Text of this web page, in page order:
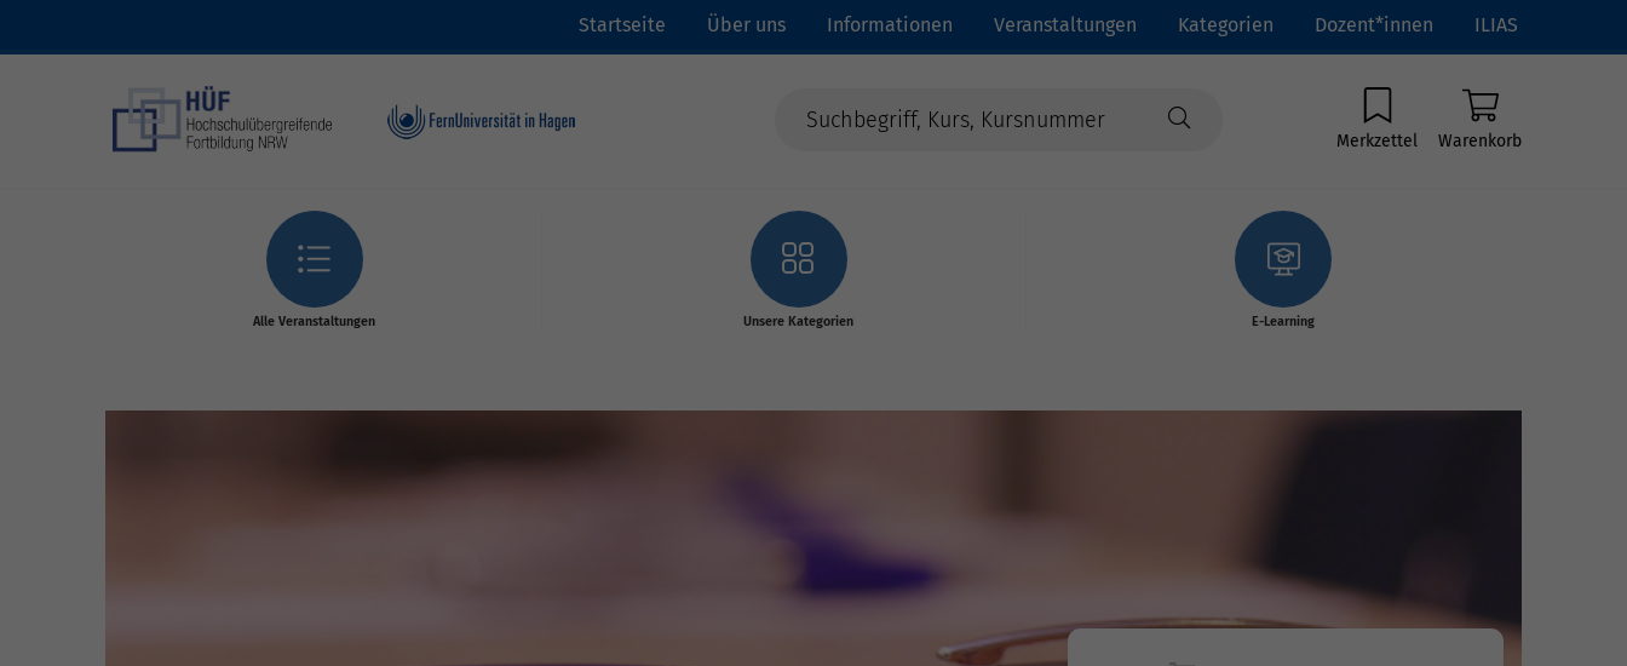
Startseite Über uns Informationen Veranstaltungen Kategorien Dozent*innen ILIAS
Merkzettel Warenkorb
Alle Veranstaltungen Unsere Kategorien E-Learning